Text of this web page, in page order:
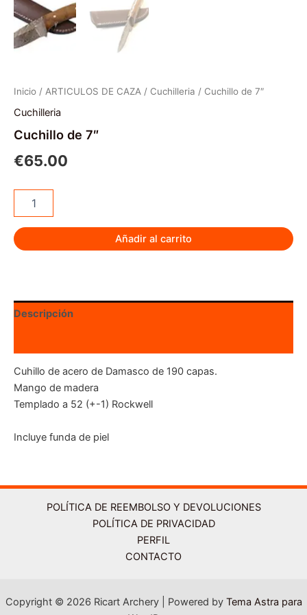
Inicio / ARTICULOS DE CAZA / Cuchilleria / Cuchillo de 7″
Cuchilleria
Cuchillo de 7″
€65.00
cantidad
Añadir al carrito
Descripción
Cuhillo de acero de Damasco de 190 capas.
Mango de madera
Templado a 52 (+-1) Rockwell
Incluye funda de piel
POLÍTICA DE REEMBOLSO Y DEVOLUCIONES
POLÍTICA DE PRIVACIDAD
PERFIL
CONTACTO
Copyright © 2026 Ricart Archery | Powered by Tema Astra para